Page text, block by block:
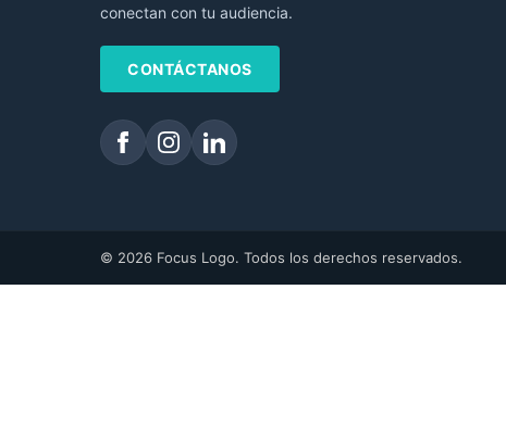
conectan con tu audiencia.
CONTÁCTANOS
© 2026 Focus Logo. Todos los derechos reservados.